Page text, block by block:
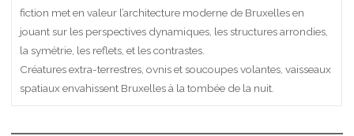
fiction met en valeur l’architecture moderne de Bruxelles en
jouant sur les perspectives dynamiques, les structures arrondies,
la symétrie, les reflets, et les contrastes.
Créatures extra-terrestres, ovnis et soucoupes volantes, vaisseaux
spatiaux envahissent Bruxelles à la tombée de la nuit.